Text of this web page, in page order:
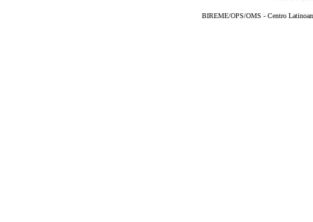
BIREME/OPS/OMS - Centro